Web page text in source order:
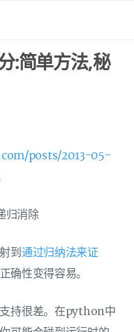
:简单方法,秘
posts/2013-05-
归消除
到通过归纳法来证
确性变得容易。
持很差。在python中